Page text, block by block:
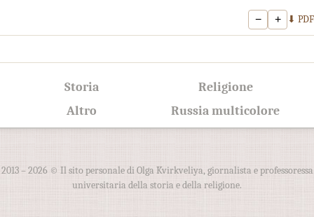
− + ⬇ PDF
Storia
Religione
Altro
Russia multicolore
2013 – 2026 © Il sito personale di Olga Kvirkveliya, giornalista e professoressa
universitaria della storia e della religione.